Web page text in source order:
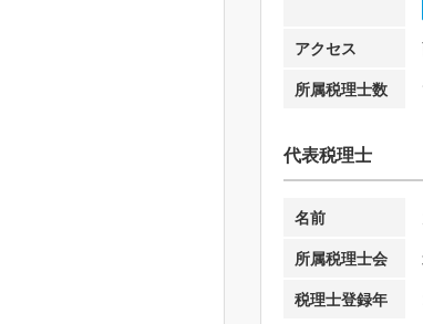
アクセス
所属税理士数
代表税理士
名前
所属税理士会
税理士登録年